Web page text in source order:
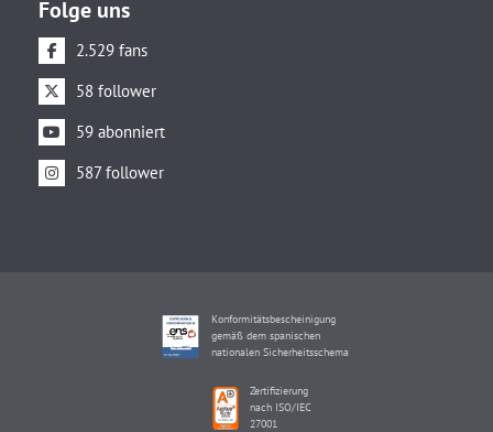
Folge uns
2.529 fans
58 follower
59 abonniert
587 follower
Konformitätsbescheinigung
gemäß dem spanischen
nationalen Sicherheitsschema
Zertifizierung
nach ISO/IEC
27001